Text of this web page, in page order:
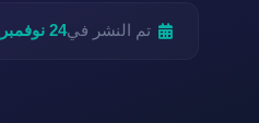
تم النشر في24 نوفمبر، 2024